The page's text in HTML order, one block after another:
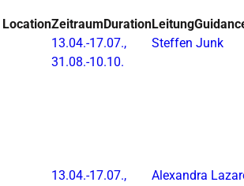
ZeitraumDurationLeitung
13.04.-17.07.,
31.08.-10.10.
Steffen Junk
13.04.-17.07.,
Alexandra